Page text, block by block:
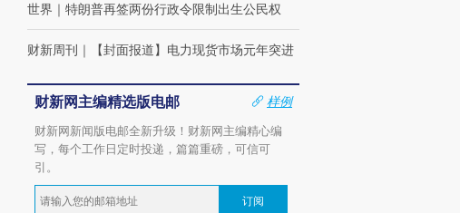
世界 ｜ 特朗普再签两份行政令限制出生公民权
财新周刊 ｜ 【封面报道】电力现货市场元年突进
财新网主编精选版电邮
样例
财新网新闻版电邮全新升级！财新网主编精心编
写，每个工作日定时投递，篇篇重磅，可信可
引。
订阅